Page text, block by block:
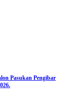
Pasukan Pengibar